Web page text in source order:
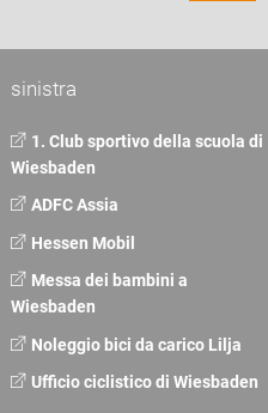
sinistra
1. Club sportivo della scuola di
Wiesbaden
ADFC Assia
Hessen Mobil
Messa dei bambini a
Wiesbaden
Noleggio bici da carico Lilja
Ufficio ciclistico di Wiesbaden